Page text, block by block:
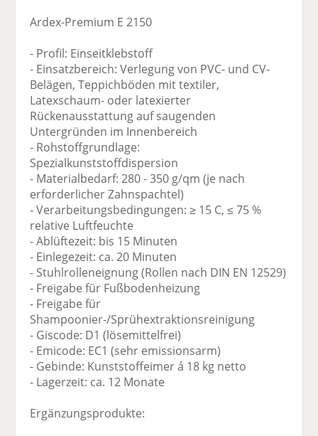
Ardex-Premium E 2150
- Profil: Einseitklebstoff
- Einsatzbereich: Verlegung von PVC- und CV-
Belägen, Teppichböden mit textiler,
Latexschaum- oder latexierter
Rückenausstattung auf saugenden
Untergründen im Innenbereich
- Rohstoffgrundlage:
Spezialkunststoffdispersion
- Materialbedarf: 280 - 350 g/qm (je nach
erforderlicher Zahnspachtel)
- Verarbeitungsbedingungen: ≥ 15 C, ≤ 75 %
relative Luftfeuchte
- Ablüftezeit: bis 15 Minuten
- Einlegezeit: ca. 20 Minuten
- Stuhlrolleneignung (Rollen nach DIN EN 12529)
- Freigabe für Fußbodenheizung
- Freigabe für
Shampoonier-/Sprühextraktionsreinigung
- Giscode: D1 (lösemittelfrei)
- Emicode: EC1 (sehr emissionsarm)
- Gebinde: Kunststoffeimer á 18 kg netto
- Lagerzeit: ca. 12 Monate
Ergänzungsprodukte: